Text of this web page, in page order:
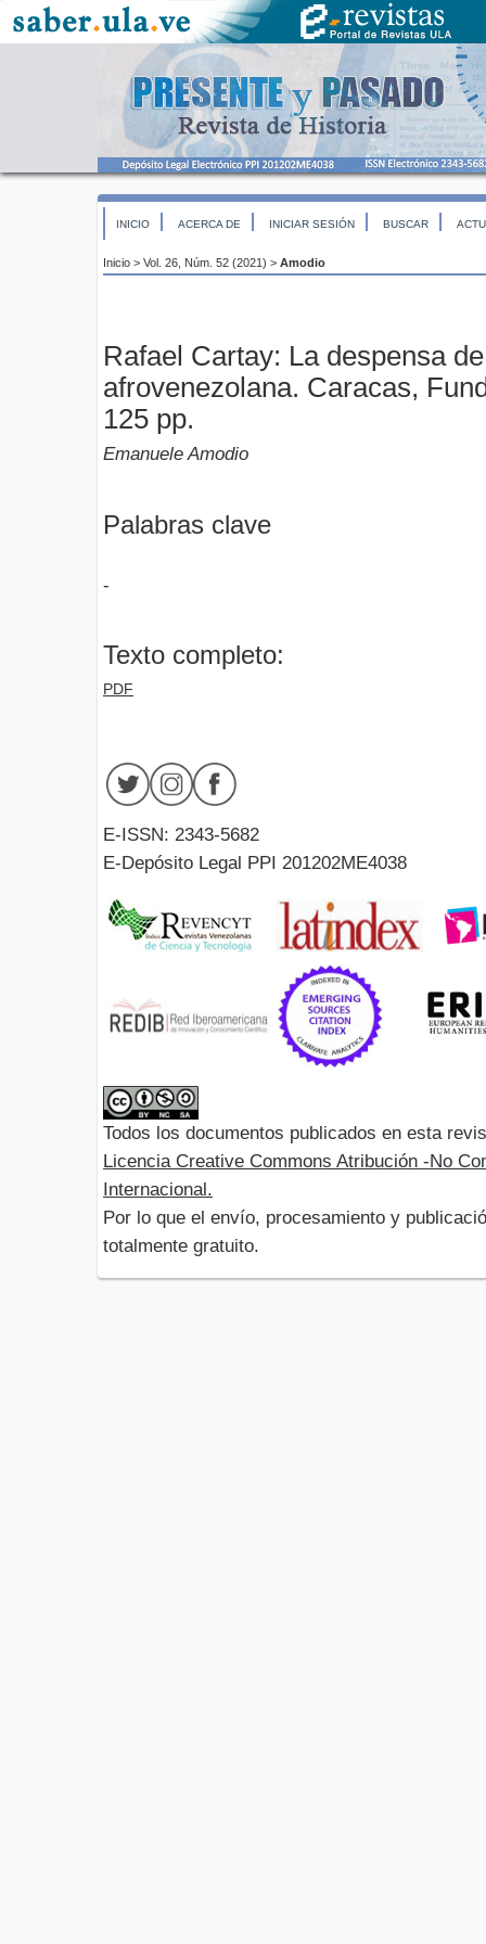
INICIO ACERCA DE INICIAR SESIÓN BUSCAR
Inicio > Vol. 26, Núm. 52 (2021) > Amodio
Rafael Cartay: La despensa
afrovenezolana. Caracas,
125 pp.
Emanuele Amodio
Palabras clave
-
Texto completo:
PDF
E-ISSN: 2343-5682
E-Depósito Legal PPI 201202ME4038
Todos los documentos publicados en esta
Licencia Creative Commons Atribución -No
Internacional.
Por lo que el envío, procesamiento y
totalmente gratuito.